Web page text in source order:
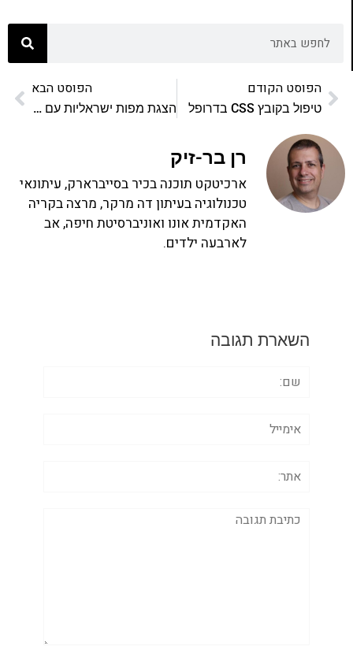
הפוסט הקודם
טיפול בקובץ CSS בדרופל
הפוסט הבא
הצגת מפות ישראליות עם waze
רן בר-זיק
ארכיטקט תוכנה בכיר בסייברארק, עיתונאי
טכנולוגיה בעיתון דה מרקר, מרצה בקריה
האקדמית אונו ואוניברסיטת חיפה, אב
לארבעה ילדים.
השארת תגובה
תגובה